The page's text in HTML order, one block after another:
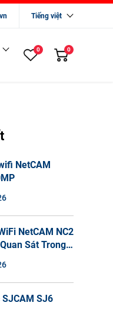
Tiếng việt
0 0
NetCAM
NetCAM NC2
Sát Trong
Đàm Thoại
SJCAM SJ6